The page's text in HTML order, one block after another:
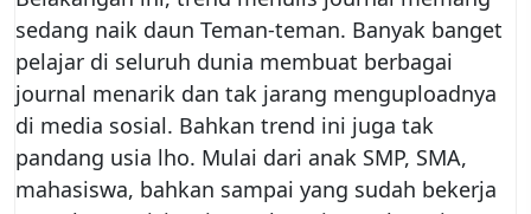
sedang naik daun Teman-teman. Banyak banget
pelajar di seluruh dunia membuat berbagai
journal menarik dan tak jarang menguploadnya
di media sosial. Bahkan trend ini juga tak
pandang usia lho. Mulai dari anak SMP, SMA,
mahasiswa, bahkan sampai yang sudah bekerja